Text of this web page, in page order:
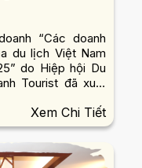
“Các doanh
du lịch Việt Nam
do Hiệp hội Du
Tourist đã xuất
Xem Chi Tiết